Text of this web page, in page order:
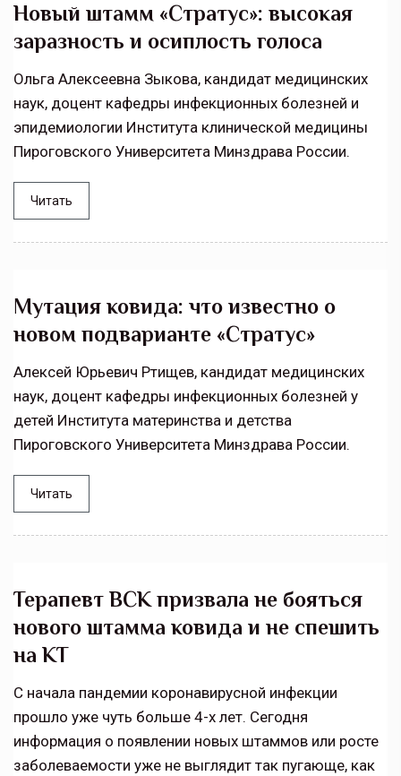
Новый штамм «Стратус»: высокая
заразность и осиплость голоса
Ольга Алексеевна Зыкова, кандидат медицинских
наук, доцент кафедры инфекционных болезней и
эпидемиологии Института клинической медицины
Пироговского Университета Минздрава России.
Читать
Мутация ковида: что известно о
новом подварианте «Стратус»
Алексей Юрьевич Ртищев, кандидат медицинских
наук, доцент кафедры инфекционных болезней у
детей Института материнства и детства
Пироговского Университета Минздрава России.
Читать
Терапевт ВСК призвала не бояться
нового штамма ковида и не спешить
на КТ
С начала пандемии коронавирусной инфекции
прошло уже чуть больше 4-х лет. Сегодня
информация о появлении новых штаммов или росте
заболеваемости уже не выглядит так пугающе, как